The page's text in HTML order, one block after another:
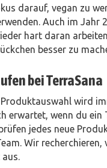
darauf, vegan zu
Auch im Jahr
hart daran
besser zu
bei TerraSana
wird
erwartet, wenn du ein
jedes neue
Wir recherchieren,